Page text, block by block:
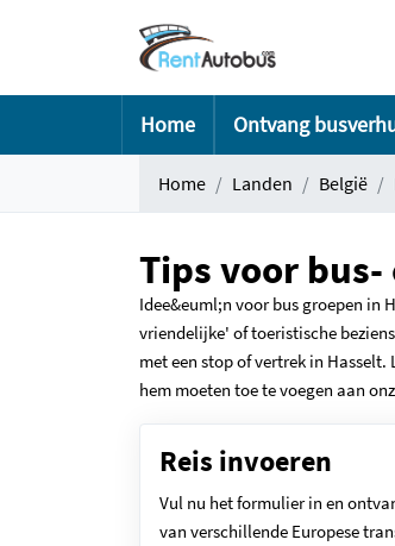
Home Ontvang
Home Landen België
Tips voor
Idee&euml;n voor bus groepen in
vriendelijke' of toeristische
met een stop of vertrek in
hem moeten toe te voegen aan
Reis invoeren
Vul nu het formulier in en
van verschillende Europese